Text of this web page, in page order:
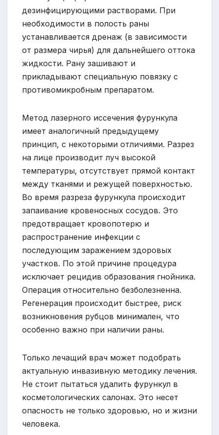
дезинфицирующими растворами. При
необходимости в полость раны
устанавливается дренаж (в зависимости
от размера чирья) для дальнейшего оттока
жидкости. Рану зашивают и
прикладывают специальную повязку с
противомикробным препаратом.
Метод лазерного иссечения фурункула
имеет аналогичный предыдущему
принцип, с некоторыми отличиями. Разрез
на лице производит луч высокой
температуры, отсутствует прямой контакт
между тканями и режущей поверхностью.
Во время разреза фурункула происходит
запаивание кровеносных сосудов. Это
предотвращает кровопотерю и
распространение инфекции с
последующим заражением здоровых
участков. По этой причине процедура
исключает рецидив образования гнойника.
Операция относительно безболезненна.
Регенерация происходит быстрее, риск
возникновения рубцов минимален, что
особенно важно при наличии раны.
Только лечащий врач может подобрать
актуальную инвазивную методику лечения.
Не стоит пытаться удалить фурункул в
косметологических салонах. Это несет
опасность не только здоровью, но и жизни
человека.